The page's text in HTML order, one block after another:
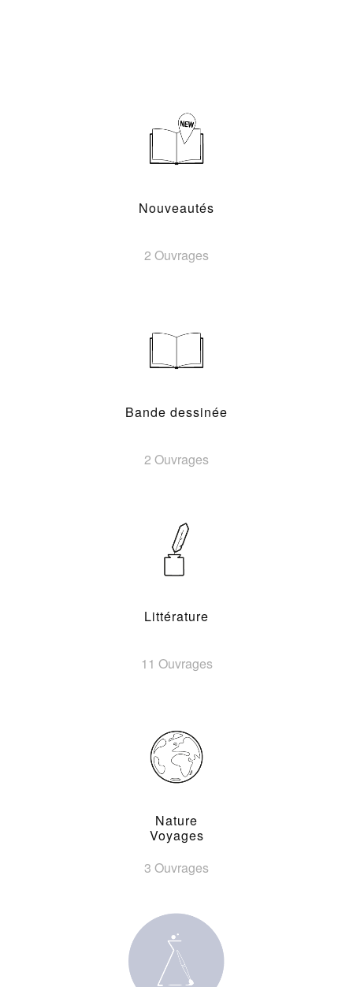
Nouveautés
2 Ouvrages
Bande dessinée
2 Ouvrages
Littérature
11 Ouvrages
Nature
Voyages
3 Ouvrages